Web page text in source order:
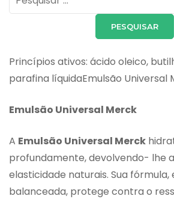
por:
Princípios ativos: ácido oleico,
parafina líquidaEmulsão Universal
Emulsão Universal Merck
A Emulsão Universal Merck
profundamente, devolvendo- lhe
elasticidade naturais. Sua
balanceada, protege contra o